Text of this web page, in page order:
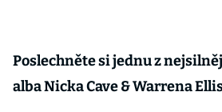
Poslechněte si jednu z
alba Nicka Cave & Warrena